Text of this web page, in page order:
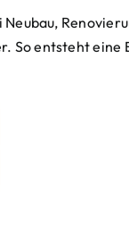
So entsteht